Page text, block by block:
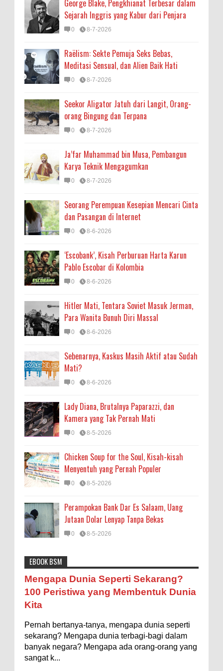
George Blake, Pengkhianat Terbesar dalam
Sejarah Inggris yang Kabur dari Penjara
0 8-7-2026
Raëlism: Sekte Pemuja Seks Bebas,
Meditasi Sensual, dan Alien Baik Hati
0 8-7-2026
Seekor Aligator Jatuh dari Langit, Orang-
orang Bingung dan Terpana
0 8-7-2026
Ja’far Muhammad bin Musa, Pembangun
Karya Teknik Mengagumkan
0 8-7-2026
Seorang Perempuan Kesepian Mencari Cinta
dan Pasangan di Internet
0 8-6-2026
‘Escobank’, Kisah Perburuan Harta Karun
Pablo Escobar di Kolombia
0 8-6-2026
Hitler Mati, Tentara Soviet Masuk Jerman,
Para Wanita Bunuh Diri Massal
0 8-6-2026
Sebenarnya, Kaskus Masih Aktif atau Sudah
Mati?
0 8-6-2026
Lady Diana, Brutalnya Paparazzi, dan
Kamera yang Tak Pernah Mati
0 8-5-2026
Chicken Soup for the Soul, Kisah-kisah
Menyentuh yang Pernah Populer
0 8-5-2026
Perampokan Bank Dar Es Salaam, Uang
Jutaan Dolar Lenyap Tanpa Bekas
0 8-5-2026
Astronomi Biologi Budaya Buku
Bumi
Entertainment
Fakta & Statistik Fauna
Filsafat
Flora
Internasional
Internet Iptek
Istilah Ilmiah
Makanan & Minuman
Misteri Mitologi
Nature
Mengapa Negara Miskin Tidak Mencetak
Uang yang Banyak saja biar Kaya?
Ilustrasi/istimewa Jawaban untuk pertanyaan itu
Ukuran 1 Kaki itu Berapa Meter?
Ilustrasi/ginersnow.com Di Inggris dan Amerika,
EBOOK BSM
Mengapa Dunia Seperti Sekarang?
100 Peristiwa yang Membentuk Dunia
Kita
Pernah bertanya-tanya, mengapa dunia seperti
sekarang? Mengapa dunia terbagi-bagi dalam
banyak negara? Mengapa ada orang-orang yang
sangat k...